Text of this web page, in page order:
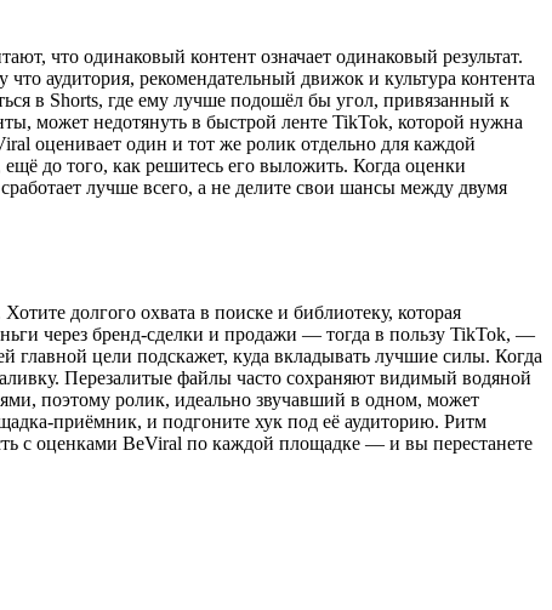
что одинаковый контент означает одинаковый результат.
аудитория, рекомендательный движок и культура контента
в Shorts, где ему лучше подошёл бы угол, привязанный к
может недотянуть в быстрой ленте TikTok, которой нужна
оценивает один и тот же ролик отдельно для каждой
до того, как решитесь его выложить. Когда оценки
лучше всего, а не делите свои шансы между двумя
долгого охвата в поиске и библиотеку, которая
через бренд-сделки и продажи — тогда в пользу TikTok, —
главной цели подскажет, куда вкладывать лучшие силы. Когда
Перезалитые файлы часто сохраняют видимый водяной
поэтому ролик, идеально звучавший в одном, может
приёмник, и подгоните хук под её аудиторию. Ритм
с оценками BeViral по каждой площадке — и вы перестанете